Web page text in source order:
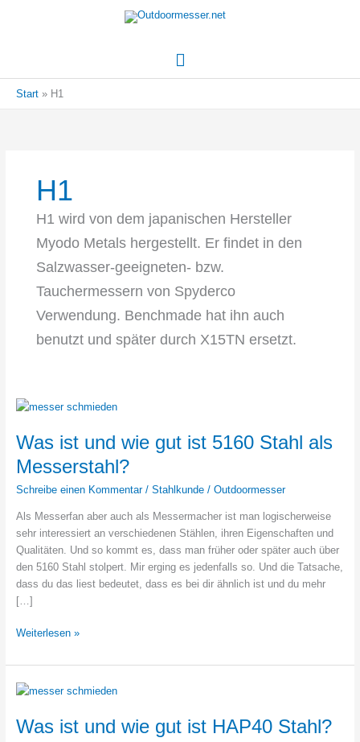
Hauptmenü
Start H1
H1
H1 wird von dem japanischen Hersteller
Myodo Metals hergestellt. Er findet in den
Salzwasser-geeigneten- bzw.
Tauchermessern von Spyderco
Verwendung. Benchmade hat ihn auch
benutzt und später durch X15TN ersetzt.
Was ist und wie gut ist 5160 Stahl als
Messerstahl?
Schreibe einen Kommentar / Stahlkunde/ Outdoormesser
Als Messerfan aber auch als Messermacher ist man logischerweise
sehr interessiert an verschiedenen Stählen, ihren Eigenschaften und
Qualitäten. Und so kommt es, dass man früher oder später auch über
den 5160 Stahl stolpert. Mir erging es jedenfalls so. Und die Tatsache,
dass du das liest bedeutet, dass es bei dir ähnlich ist und du mehr
[…]
Was
und
wie
ist
5160
Weiterlesen »
Was ist und wie gut ist HAP40 Stahl?